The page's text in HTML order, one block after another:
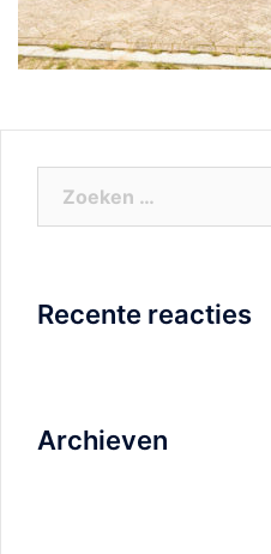
Recente reacties
Archieven